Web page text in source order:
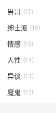
男哥 (17)
绅士派 (15)
情感 (15)
人性 (14)
异谈 (13)
魔鬼 (12)